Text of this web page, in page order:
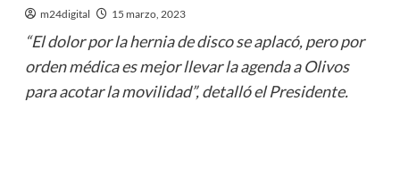
m24digital 15 marzo, 2023
“El dolor por la hernia de disco se aplacó, pero por
orden médica es mejor llevar la agenda a Olivos
para acotar la movilidad”, detalló el Presidente.